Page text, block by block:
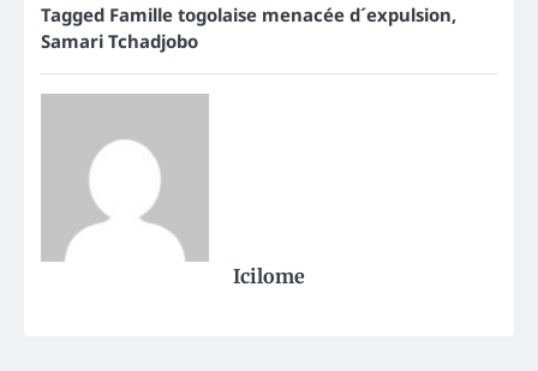
Tagged Famille togolaise menacée d´expulsion,
Samari Tchadjobo
Icilome